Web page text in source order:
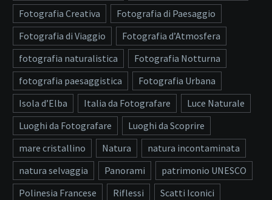
Fotografia Creativa
Fotografia di Paesaggio
Fotografia di Viaggio
Fotografia d’Atmosfera
fotografia naturalistica
Fotografia Notturna
fotografia paesaggistica
Fotografia Urbana
Isola d’Elba
Italia da Fotografare
Luce Naturale
Luoghi da Fotografare
Luoghi da Scoprire
mare cristallino
Natura
natura incontaminata
natura selvaggia
Panorami
patrimonio UNESCO
Polinesia Francese
Riflessi
Scatti Iconici